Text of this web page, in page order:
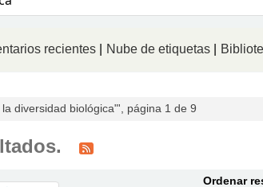
recientes Nube de etiquetas
diversidad biológica"', página 1 de 9
Ordenar